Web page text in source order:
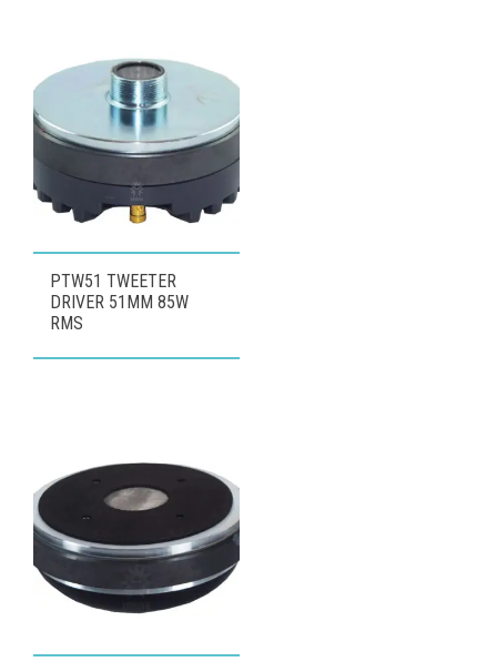
PTW51 TWEETER
DRIVER 51MM 85W
RMS